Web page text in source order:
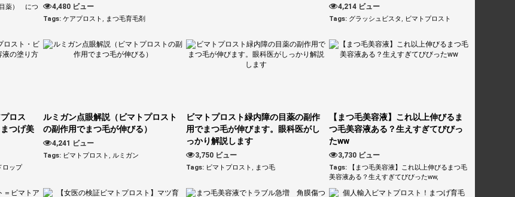
目薬） につ
4,480 ビュー
Tags: ケアプロスト , まつ毛育毛剤
4,214 ビュー
Tags: グラッシュビスタ , ビマトプロスト
ロス
つげ美
ロップ
ルミガン点眼解説（ビマトプロスト
の副作用でまつ毛が伸びる）
4,241 ビュー
Tags: ビマトプロスト , ルミガン
ビマトプロスト緑内障の目薬の副作
用でまつ毛が伸びます。眼科医がし
っかり解説します
3,750 ビュー
Tags: ビマトプロスト , まつ毛
【まつ毛美容液】これ以上伸びるま
つ毛美容液ある？生えすぎてびびっ
たww
3,730 ビュー
Tags:
【まつ毛美容液】これ以上伸びるまつ毛
美容液ある？生えすぎてびびったww,